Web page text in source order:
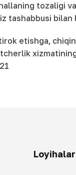
tashabbusi
etishga,
Loyihalar